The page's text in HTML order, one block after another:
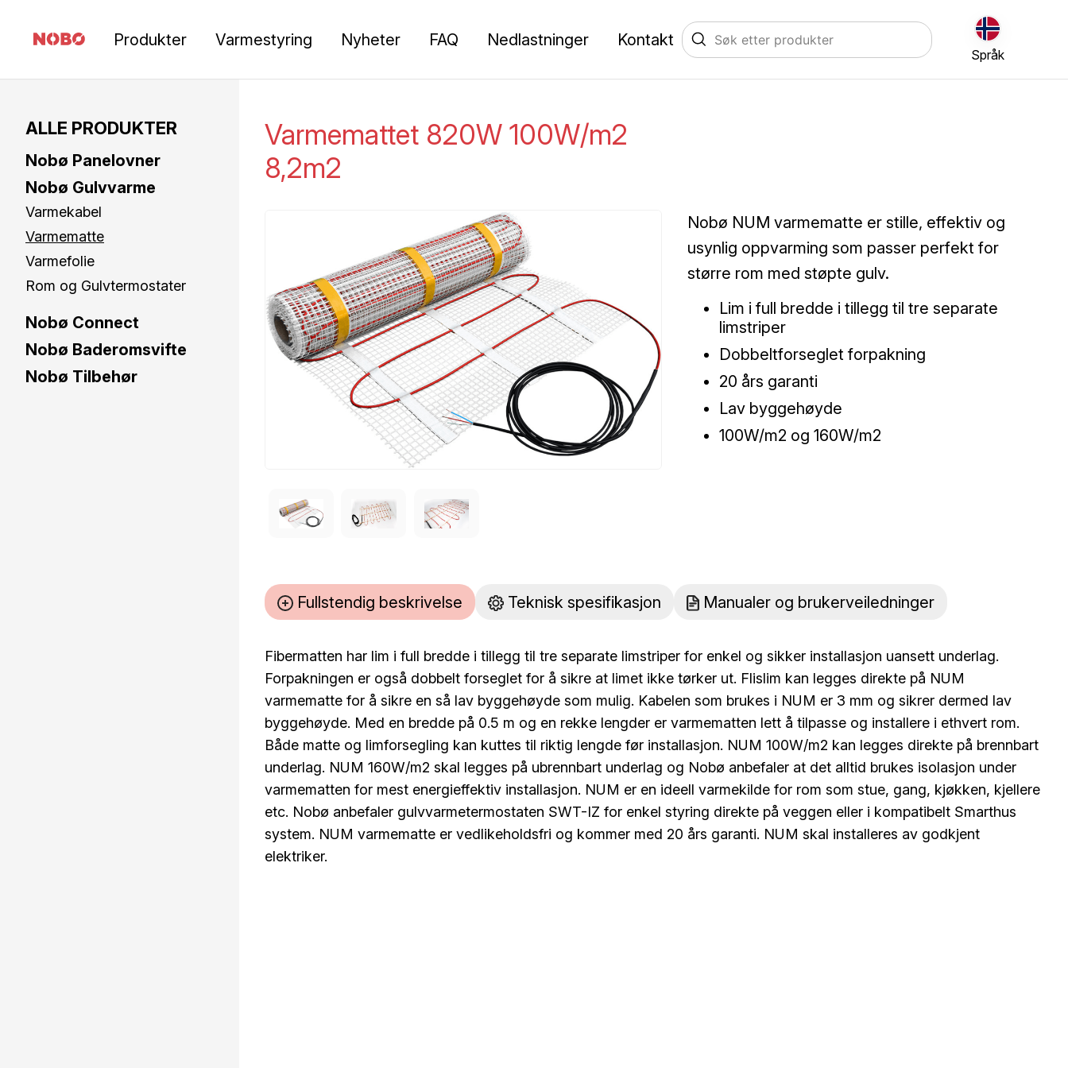
Produkter Varmestyring Nyheter FAQ Nedlastninger Kontakt
Språk
ALLE PRODUKTER
Nobø Panelovner
Nobø Gulvvarme
Varmekabel
Varmematte
Varmefolie
Rom og Gulvtermostater
Nobø Connect
Nobø Baderomsvifte
Nobø Tilbehør
Varmemattet 820W 100W/m2
8,2m2
Nobø NUM varmematte er stille, effektiv og
usynlig oppvarming som passer perfekt for
større rom med støpte gulv.
Lim i full bredde i tillegg til tre separate
limstriper
Dobbeltforseglet forpakning
20 års garanti
Lav byggehøyde
100W/m2 og 160W/m2
Fullstendig beskrivelse Teknisk spesifikasjon Manualer og brukerveiledninger
Fibermatten har lim i full bredde i tillegg til tre separate limstriper for enkel og sikker installasjon uansett underlag.
Forpakningen er også dobbelt forseglet for å sikre at limet ikke tørker ut. Flislim kan legges direkte på NUM
varmematte for å sikre en så lav byggehøyde som mulig. Kabelen som brukes i NUM er 3 mm og sikrer dermed lav
byggehøyde. Med en bredde på 0.5 m og en rekke lengder er varmematten lett å tilpasse og installere i ethvert rom.
Både matte og limforsegling kan kuttes til riktig lengde før installasjon. NUM 100W/m2 kan legges direkte på brennbart
underlag. NUM 160W/m2 skal legges på ubrennbart underlag og Nobø anbefaler at det alltid brukes isolasjon under
varmematten for mest energieffektiv installasjon. NUM er en ideell varmekilde for rom som stue, gang, kjøkken, kjellere
etc. Nobø anbefaler gulvvarmetermostaten SWT-IZ for enkel styring direkte på veggen eller i kompatibelt Smarthus
system. NUM varmematte er vedlikeholdsfri og kommer med 20 års garanti. NUM skal installeres av godkjent
elektriker.